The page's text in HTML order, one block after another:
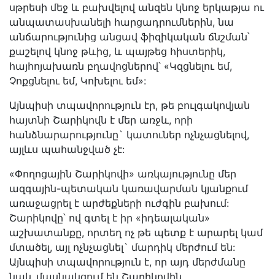
սթրեսի մեջ և բախվելով անզեն կնոջ երկաթյա ու
անպատասխանելի հարցադրումներին, նա
անճարությունից անցավ ֆիզիկական ճնշման՝
քաշելով կնոջ թևից, և պայթեց հիստերիկ,
հայհոյախառն բղավոցներով՝ «Կզցնելու եմ,
Չոքցնելու եմ, Կոխելու եմ»:
Այնպիսի տպավորություն էր, թե բուլգակովյան
հայտնի Շարիկովն է մեր առջև, որի
հանձնարարությունը` կատուներ ոչնչացնելով,
այլևս պահանջված չէ:
«Փողոցային Շարիկովի» առկայությունը մեր
ազգային-պետական կառավարման կյանքում
առաջացրել է արժեքների ուժգին բախում:
Շարիկովը՝ ով գտել է իր «իդեալական»
աշխատանքը, որտեղ ոչ թե պետք է արարել կամ
մտածել, այլ ոչնչացնել` մարդիկ մերժում են:
Այնպիսի տպավորություն է, որ այդ մերժմանը